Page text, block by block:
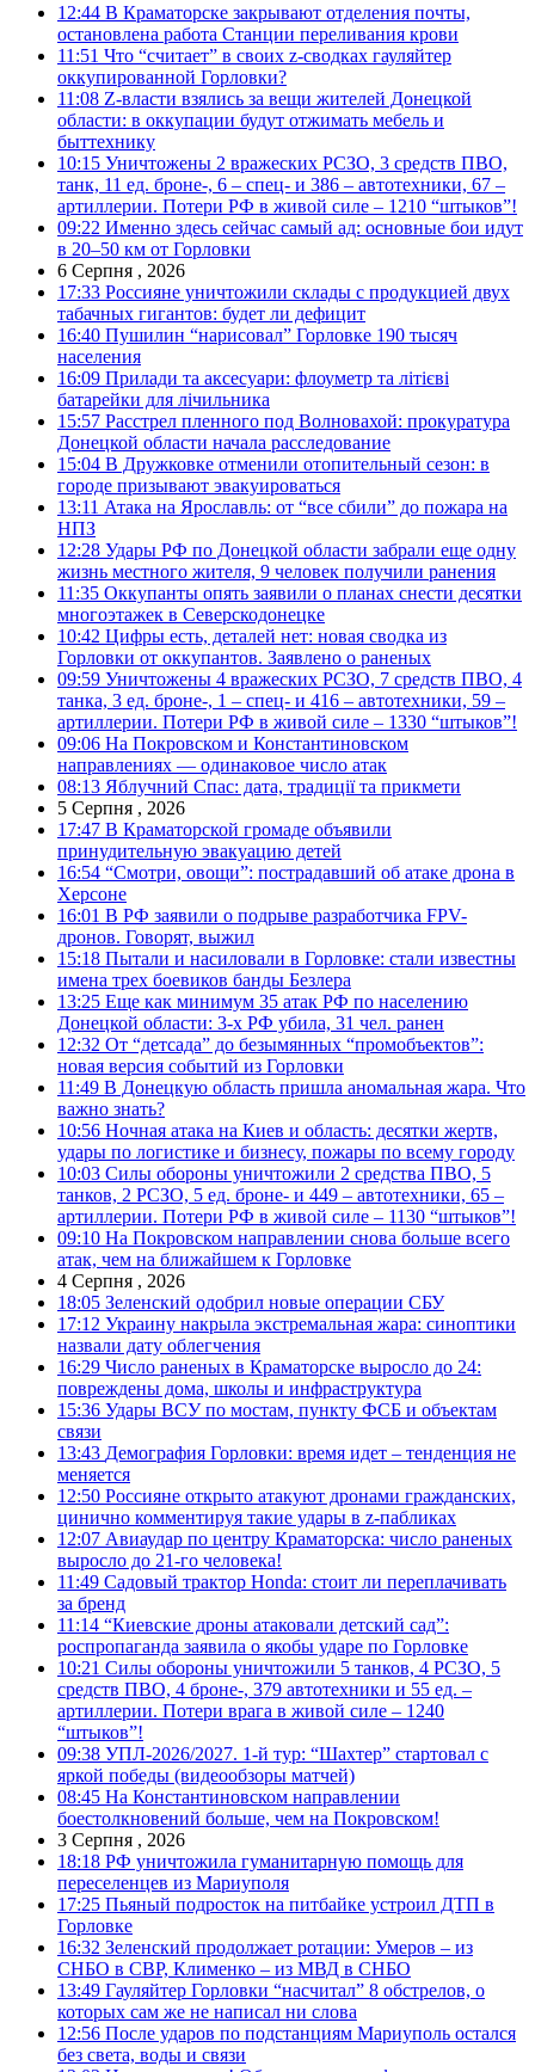
12:44 В Краматорске закрывают отделения почты,
остановлена работа Станции переливания крови
11:51 Что “считает” в своих z-сводках гауляйтер
оккупированной Горловки?
11:08 Z-власти взялись за вещи жителей Донецкой
области: в оккупации будут отжимать мебель и
быттехнику
10:15 Уничтожены 2 вражеских РСЗО, 3 средств ПВО,
танк, 11 ед. броне-, 6 – спец- и 386 – автотехники, 67 –
артиллерии. Потери РФ в живой силе – 1210 “штыков”!
09:22 Именно здесь сейчас самый ад: основные бои идут
в 20–50 км от Горловки
6 Серпня , 2026
17:33 Россияне уничтожили склады с продукцией двух
табачных гигантов: будет ли дефицит
16:40 Пушилин “нарисовал” Горловке 190 тысяч
населения
16:09 Прилади та аксесуари: флоуметр та літієві
батарейки для лічильника
15:57 Расстрел пленного под Волновахой: прокуратура
Донецкой области начала расследование
15:04 В Дружковке отменили отопительный сезон: в
городе призывают эвакуироваться
13:11 Атака на Ярославль: от “все сбили” до пожара на
НПЗ
12:28 Удары РФ по Донецкой области забрали еще одну
жизнь местного жителя, 9 человек получили ранения
11:35 Оккупанты опять заявили о планах снести десятки
многоэтажек в Северскодонецке
10:42 Цифры есть, деталей нет: новая сводка из
Горловки от оккупантов. Заявлено о раненых
09:59 Уничтожены 4 вражеских РСЗО, 7 средств ПВО, 4
танка, 3 ед. броне-, 1 – спец- и 416 – автотехники, 59 –
артиллерии. Потери РФ в живой силе – 1330 “штыков”!
09:06 На Покровском и Константиновском
направлениях — одинаковое число атак
08:13 Яблучний Спас: дата, традиції та прикмети
5 Серпня , 2026
17:47 В Краматорской громаде объявили
принудительную эвакуацию детей
16:54 “Смотри, овощи”: пострадавший об атаке дрона в
Херсоне
16:01 В РФ заявили о подрыве разработчика FPV-
дронов. Говорят, выжил
15:18 Пытали и насиловали в Горловке: стали известны
имена трех боевиков банды Безлера
13:25 Еще как минимум 35 атак РФ по населению
Донецкой области: 3-х РФ убила, 31 чел. ранен
12:32 От “детсада” до безымянных “промобъектов”:
новая версия событий из Горловки
11:49 В Донецкую область пришла аномальная жара. Что
важно знать?
10:56 Ночная атака на Киев и область: десятки жертв,
удары по логистике и бизнесу, пожары по всему городу
10:03 Силы обороны уничтожили 2 средства ПВО, 5
танков, 2 РСЗО, 5 ед. броне- и 449 – автотехники, 65 –
артиллерии. Потери РФ в живой силе – 1130 “штыков”!
09:10 На Покровском направлении снова больше всего
атак, чем на ближайшем к Горловке
4 Серпня , 2026
18:05 Зеленский одобрил новые операции СБУ
17:12 Украину накрыла экстремальная жара: синоптики
назвали дату облегчения
16:29 Число раненых в Краматорске выросло до 24:
повреждены дома, школы и инфраструктура
15:36 Удары ВСУ по мостам, пункту ФСБ и объектам
связи
13:43 Демография Горловки: время идет – тенденция не
меняется
12:50 Россияне открыто атакуют дронами гражданских,
цинично комментируя такие удары в z-пабликах
12:07 Авиаудар по центру Краматорска: число раненых
выросло до 21-го человека!
11:49 Садовый трактор Honda: стоит ли переплачивать
за бренд
11:14 “Киевские дроны атаковали детский сад”:
роспропаганда заявила о якобы ударе по Горловке
10:21 Силы обороны уничтожили 5 танков, 4 РСЗО, 5
средств ПВО, 4 броне-, 379 автотехники и 55 ед. –
артиллерии. Потери врага в живой силе – 1240
“штыков”!
09:38 УПЛ-2026/2027. 1-й тур: “Шахтер” стартовал с
яркой победы (видеообзоры матчей)
08:45 На Константиновском направлении
боестолкновений больше, чем на Покровском!
3 Серпня , 2026
18:18 РФ уничтожила гуманитарную помощь для
переселенцев из Мариуполя
17:25 Пьяный подросток на питбайке устроил ДТП в
Горловке
16:32 Зеленский продолжает ротации: Умеров – из
СНБО в СВР, Клименко – из МВД в СНБО
13:49 Гауляйтер Горловки “насчитал” 8 обстрелов, о
которых сам же не написал ни слова
12:56 После ударов по подстанциям Мариуполь остался
без света, воды и связи